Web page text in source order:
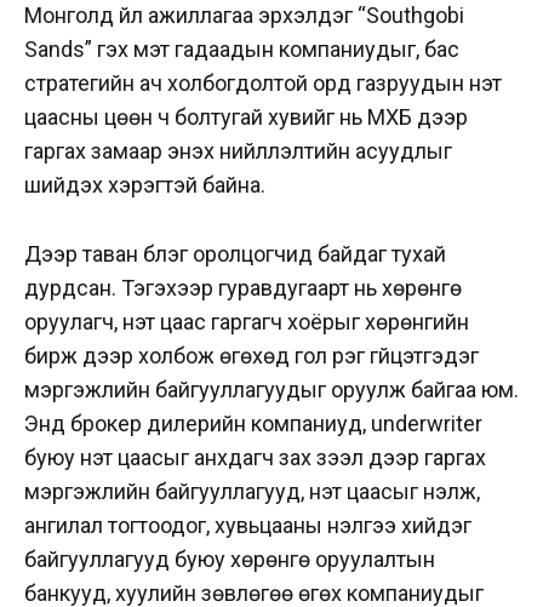
Монголд үйл ажиллагаа эрхэлдэг “Southgobi
Sands” гэх мэт гадаадын компаниудыг, бас
стратегийн ач холбогдолтой орд газруудын үнэт
цаасны цөөн ч болтугай хувийг нь МХБ дээр
гаргах замаар энэхүү нийлүүлэлтийн асуудлыг
шийдэх хэрэгтэй байна.
Дээр таван бүлэг оролцогчид байдаг тухай
дурдсан. Тэгэхээр гуравдугаарт нь хөрөнгө
оруулагч, үнэт цаас гаргагч хоёрыг хөрөнгийн
бирж дээр холбож өгөхөд гол үүрэг гүйцэтгэдэг
мэргэжлийн байгууллагуудыг оруулж байгаа юм.
Энд брокер дилерийн компаниуд, underwriter
буюу үнэт цаасыг анхдагч зах зээл дээр гаргах
мэргэжлийн байгууллагууд, үнэт цаасыг үнэлж,
ангилал тогтоодог, хувьцааны үнэлгээ хийдэг
байгууллагууд буюу хөрөнгө оруулалтын
банкууд, хуулийн зөвлөгөө өгөх компаниудыг